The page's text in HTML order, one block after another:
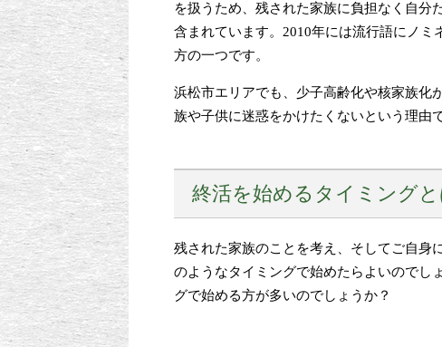
を扱うため、残された家族に負担なく自
含まれています。2010年には流行語にノミ
方の一つです。
浜松市エリアでも、少子高齢化や核家族化
族や子供に迷惑をかけたくないという理由
終活を始めるタイミングと
残された家族のことを考え、そしてご自身
のようなタイミングで始めたらよいのでし
グで始める方が多いのでしょうか？